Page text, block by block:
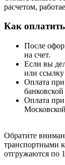
расчетом,
Как
После
на счет.
Если вы
или
Оплата
Оплата
Обратите
транспортными
отгружаются по